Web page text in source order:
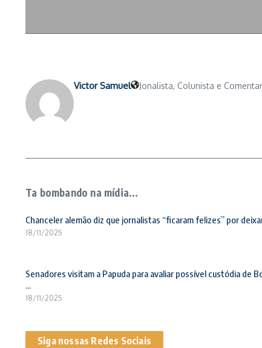
Victor Samuel Jonalista, Colunista e
Ta bombando na mídia...
Chanceler alemão diz que jornalistas “ficaram felizes” por
18/11/2025
Senadores visitam a Papuda para avaliar possível custódia de
...
18/11/2025
Siga nossas Redes Sociais